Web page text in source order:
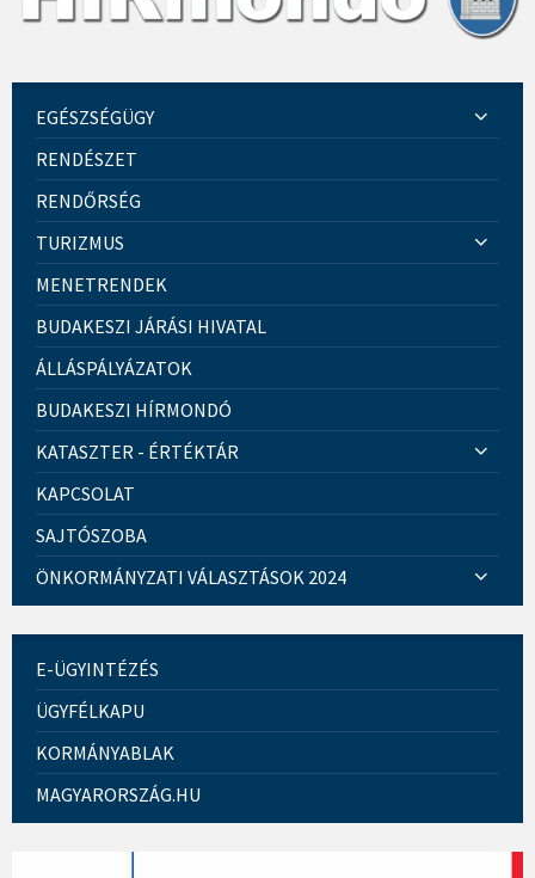
EGÉSZSÉGÜGY
RENDÉSZET
RENDŐRSÉG
TURIZMUS
MENETRENDEK
BUDAKESZI JÁRÁSI HIVATAL
ÁLLÁSPÁLYÁZATOK
BUDAKESZI HÍRMONDÓ
KATASZTER - ÉRTÉKTÁR
KAPCSOLAT
SAJTÓSZOBA
ÖNKORMÁNYZATI VÁLASZTÁSOK 2024
E-ÜGYINTÉZÉS
ÜGYFÉLKAPU
KORMÁNYABLAK
MAGYARORSZÁG.HU